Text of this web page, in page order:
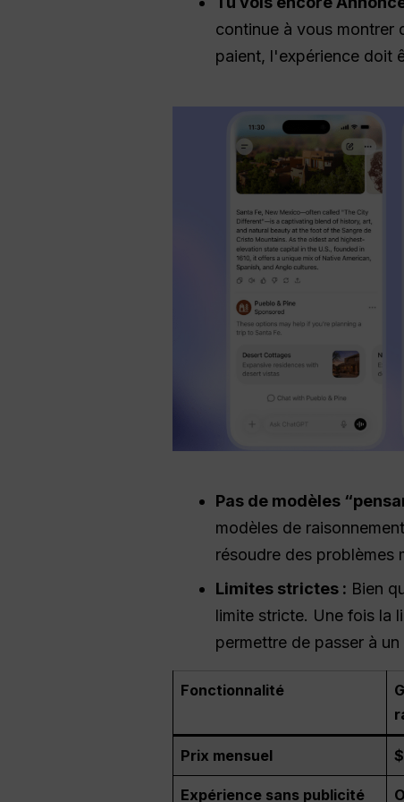
continue à vous montrer
paient, l'expérience doit
Pas de modèles
modèles de
résoudre des problèmes
Limites strictes : Bien
limite stricte. Une fois la
permettre de passer à
Fonctionnalité
Prix mensuel
Expérience sans publicité